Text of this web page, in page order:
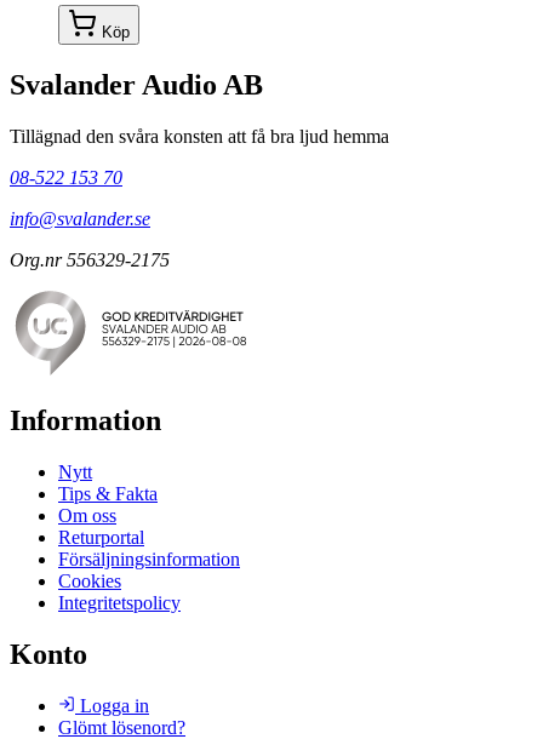
Köp
Svalander Audio AB
Tillägnad den svåra konsten att få bra ljud hemma
08-522 153 70
info@svalander.se
Org.nr 556329-2175
Information
Nytt
Tips & Fakta
Om oss
Returportal
Försäljningsinformation
Cookies
Integritetspolicy
Konto
Logga in
Glömt lösenord?